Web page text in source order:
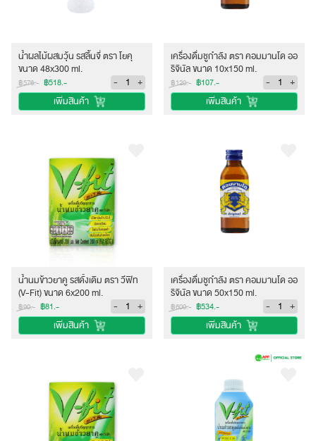
น้ำผลไม้ผสมวุ้น รสลิ้นจี่ ตรา โยคุ
ขนาด 48x300 ml.
฿576.- ฿518.- -
+
เพิ่มสินค้า
เครื่องดื่มชูกำลัง ตรา คอมมานโด ออ
ริจินัล ขนาด 10x150 ml.
฿120.- ฿107.- -
+
เพิ่มสินค้า
น้ำนมข้าวยาคู รสดั้งเดิม ตรา วีฟิท
(V-Fit) ขนาด 6x200 ml.
฿90.- ฿81.- -
+
เพิ่มสินค้า
เครื่องดื่มชูกำลัง ตรา คอมมานโด ออ
ริจินัล ขนาด 50x150 ml.
฿600.- ฿534.- -
+
เพิ่มสินค้า